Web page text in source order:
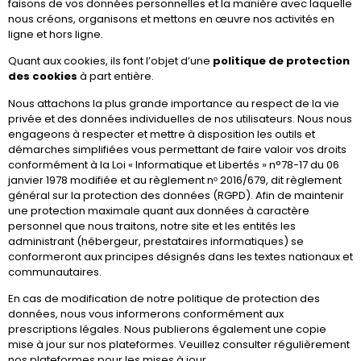
faisons de vos données personnelles et la manière avec laquelle
nous créons, organisons et mettons en œuvre nos activités en
ligne et hors ligne.
Quant aux cookies, ils font l’objet d’une politique de protection
des cookies à part entière.
Nous attachons la plus grande importance au respect de la vie
privée et des données individuelles de nos utilisateurs. Nous nous
engageons à respecter et mettre à disposition les outils et
démarches simplifiées vous permettant de faire valoir vos droits
conformément à la Loi « Informatique et Libertés » n°78-17 du 06
janvier 1978 modifiée et au règlement nᵒ 2016/679, dit règlement
général sur la protection des données (RGPD). Afin de maintenir
une protection maximale quant aux données à caractère
personnel que nous traitons, notre site et les entités les
administrant (hébergeur, prestataires informatiques) se
conformeront aux principes désignés dans les textes nationaux et
communautaires.
En cas de modification de notre politique de protection des
données, nous vous informerons conformément aux
prescriptions légales. Nous publierons également une copie
mise à jour sur nos plateformes. Veuillez consulter régulièrement